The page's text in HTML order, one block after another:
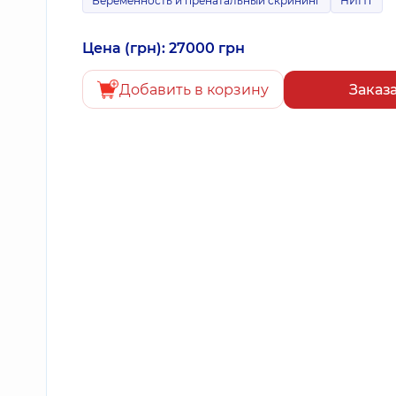
Цена (грн): 27000 грн
Добавить в корзину